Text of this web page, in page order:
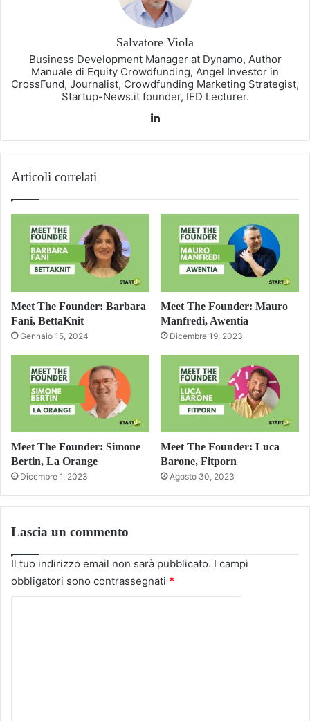
Salvatore Viola
Business Development Manager at Dynamo, Author
Manuale di Equity Crowdfunding, Angel Investor in
CrossFund, Journalist, Crowdfunding Marketing Strategist,
Startup-News.it founder, IED Lecturer.
Articoli correlati
Meet The Founder: Barbara
Fani, BettaKnit
Gennaio 15, 2024
Meet The Founder: Mauro
Manfredi, Awentia
Dicembre 19, 2023
Meet The Founder: Simone
Bertin, La Orange
Dicembre 1, 2023
Meet The Founder: Luca
Barone, Fitporn
Agosto 30, 2023
Lascia un commento
Il tuo indirizzo email non sarà pubblicato. I campi
obbligatori sono contrassegnati *